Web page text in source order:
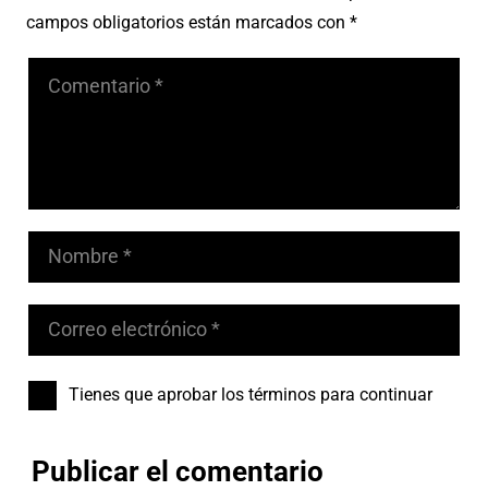
campos obligatorios están marcados con *
Tienes que aprobar los términos para continuar
Publicar el comentario